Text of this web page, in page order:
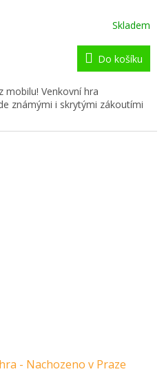
Skladem
Do košíku
mobilu! Venkovní hra
známými i skrytými zákoutími
- Nachozeno v Praze